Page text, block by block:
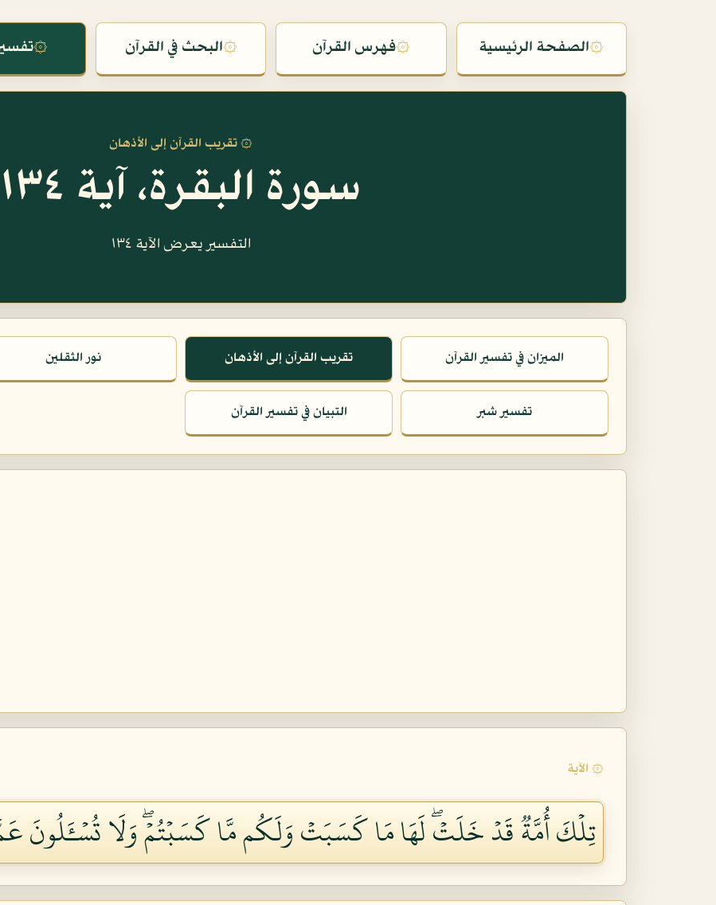
۞الصفحة الرئيسية ۞فهرس القرآن ۞البحث في القرآن ۞
۞ تقريب القرآن إلى الأذهان
سورة البقرة، آية ١٣٤
التفسير يعرض الآية ١٣٤
الميزان في تفسير القرآن تقريب القرآن إلى الأذهان نور الثقلين
تفسير شبر التبيان في تفسير القرآن
۞ الآية
تِلۡكَ أُمَّةٞ قَدۡ خَلَتۡۖ لَهَا مَا كَسَبَتۡ وَلَكُم مَّا كَسَبۡتُمۡۖ وَلَا تُسۡـَٔلُونَ عَمَّا